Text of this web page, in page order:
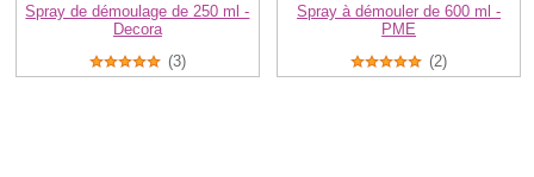
Spray de démoulage de 250 ml -
Decora
(3)
Spray à démouler de 600 ml -
PME
(2)